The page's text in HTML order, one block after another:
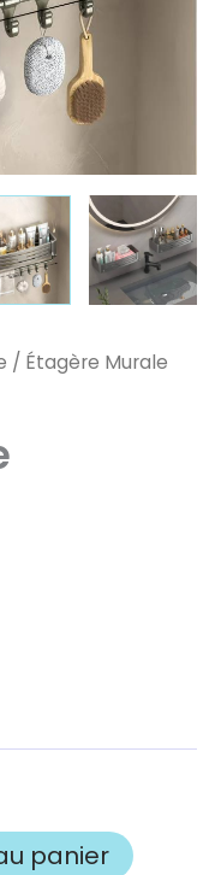
/ Étagère Murale
panier